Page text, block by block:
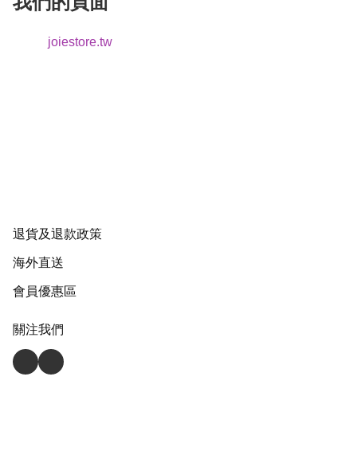
joiestore.tw
退貨及退款政策
海外直送
會員優惠區
關注我們